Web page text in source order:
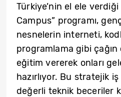
Türkiye’nin el ele
Campus” programı,
nesnelerin interneti,
programlama gibi çağın
eğitim vererek onları
hazırlıyor. Bu stratejik
değerli teknik beceriler